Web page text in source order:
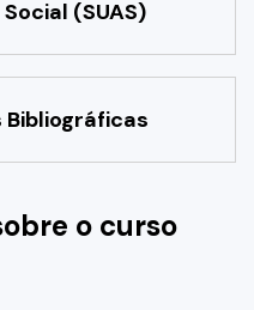
(SUAS)
Bibliográficas
o curso